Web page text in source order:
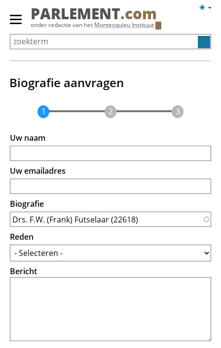
Overslaan
Primair
menu
tonen/verbergen
PARLEMENT.com
onder redactie van het Montesquieu Instituut
Biografie aanvragen
Uw naam
Uw emailadres
Biografie
Reden
Bericht